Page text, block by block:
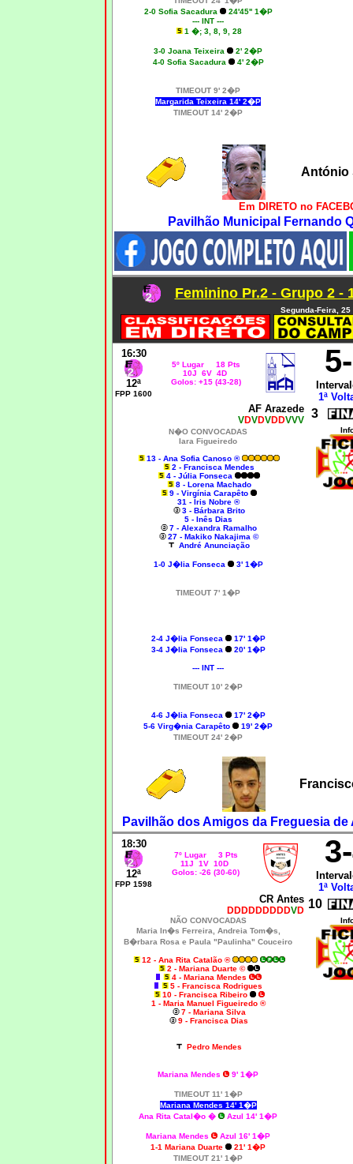
2-0 Sofia Sacadura
24'45'' 1�P
--- INT ---
1 �; 3, 8, 9, 28
3-0 Joana Teixeira
2' 2�P
4-0 Sofia Sacadura
4' 2�P
TIMEOUT 9' 2�P
Margarida Teixeira 14' 2�P
TIMEOUT 14' 2�P
António
Em DIRETO no
Pavilhão Municipal Fernando
Feminino Pr.2 - Grupo 2 -
Segunda-Feira,
16:30
12ª
FPP 1600
5º Lugar 18 Pts
10J 6V 4D
Golos: +15 (43-28)
5
1ª
AF Arazede
VDVDVDDVVV 3
N�O CONVOCADAS
Iara Figueiredo
13 - Ana Sofia Canoso ®
2 - Francisca Mendes
4 - Júlia Fonseca
8 - Lorena Machado
9 - Virgínia Carapêto
31 - Íris Nobre ®
3 - Bárbara Brito
5 - Inês Dias
7 - Alexandra Ramalho
27 - Makiko Nakajima ©
André Anunciação
1-0 J�lia Fonseca 3' 1�P
TIMEOUT 7' 1�P
2-4 J�lia Fonseca
17' 1�P
3-4 J�lia Fonseca 20' 1�P
--- INT ---
TIMEOUT 10' 2�P
4-6 J�lia Fonseca
17' 2�P
5-6 Virg�nia Carapêto
19' 2�P
TIMEOUT 24' 2�P
Pavilhão dos Amigos da Freguesia
18:30
12ª
FPP 1598
7º Lugar 3 Pts
11J 1V 10D
Golos: -26 (30-60)
1ª
CR Antes
DDDDDDDDDVD 10
NÃO CONVOCADAS
Maria In�s Ferreira, Andreia Tom�s,
B�rbara Rosa e Paula "Paulinha" Couceiro
12 - Ana Rita Catalão ®
2 - Mariana Duarte ©
4 - Mariana Mendes
5 - Francisca Rodrigues
10 - Francisca Ribeiro
1 - Maria Manuel Figueiredo ®
7 - Mariana Silva
9 - Francisca Dias
Pedro Mendes
Mariana Mendes 9' 1�P
TIMEOUT 11' 1�P
Mariana Mendes 14' 1�P
Ana Rita Catal�o �
Azul 14' 1�P
Mariana Mendes
Azul 16' 1�P
1-1 Mariana Duarte
21' 1�P
TIMEOUT 21' 1�P